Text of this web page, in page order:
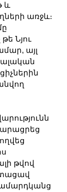
և
առջև։
Նյու
այլ
թվով